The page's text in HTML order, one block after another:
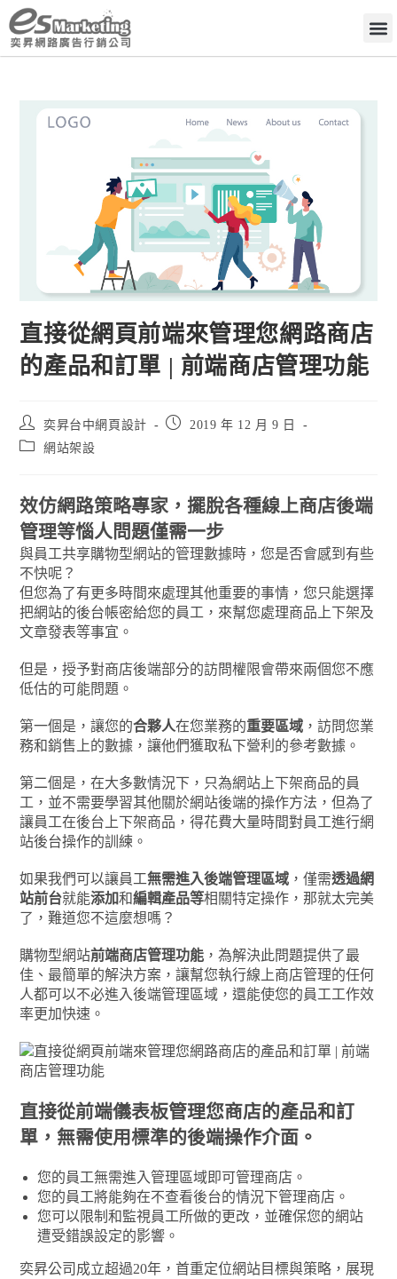
直接從網頁前端來管理您網路商店
的產品和訂單 | 前端商店管理功能
奕昇台中網頁設計
2019 年 12 月 9 日
網站架設
效仿網路策略專家，擺脫各種線上商店後端
管理等惱人問題僅需一步
與員工共享購物型網站的管理數據時，您是否會感到有些
不快呢？
但您為了有更多時間來處理其他重要的事情，您只能選擇
把網站的後台帳密給您的員工，來幫您處理商品上下架及
文章發表等事宜。
但是，授予對商店後端部分的訪問權限會帶來兩個您不應
低估的可能問題。
第一個是，讓您的合夥人在您業務的重要區域 ，訪問您業
務和銷售上的數據，讓他們獲取私下營利的參考數據。
第二個是，在大多數情況下，只為網站上下架商品的員
工，並不需要學習其他關於網站後端的操作方法，但為了
讓員工在後台上下架商品，得花費大量時間對員工進行網
站後台操作的訓練。
如果我們可以讓員工無需進入後端管理區域 ，僅需透過網
站前台就能添加和編輯產品等相關特定操作，那就太完美
了，難道您不這麼想嗎？
購物型網站前端商店管理功能 ，為解決此問題提供了最
佳、最簡單的解決方案，讓幫您執行線上商店管理的任何
人都可以不必進入後端管理區域，還能使您的員工工作效
率更加快速。
直接從前端儀表板管理您商店的產品和訂
單，無需使用標準的後端操作介面。
您的員工無需進入管理區域即可管理商店。
您的員工將能夠在不查看後台的情況下管理商店。
您可以限制和監視員工所做的更改，並確保您的網站
遭受錯誤設定的影響。
奕昇公司成立超過20年，首重定位網站目標與策略，展現